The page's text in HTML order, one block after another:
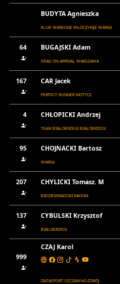
BUDYTA Agnieszka
KLUB WARECKIE WŁÓCZYKIJE WARKA
64 BUGAJSKI Adam
DEAD ON ARRIVAL WARSZAWA
167 CAR Jacek
PERFECT RUNNER MOTYCZ
4 CHŁOPICKI Andrzej
TEAM BIAŁOBRZEGI BIAŁOBRZEGI
95 CHOJNACKI Bartosz
WARKA
207 CHYLICKI Tomasz. M
BIEGIEM!RADOM RADOM
137 CYBULSKI Krzysztof
BIAŁOBRZEGI
999
CZAJ Karol
DATASPORT SZCZAWNO-ZDRÓJ